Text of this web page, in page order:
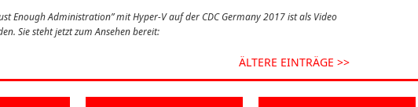
Enough Administration” mit Hyper-V auf der CDC Germany 2017 ist als Video
Sie steht jetzt zum Ansehen bereit:
ÄLTERE EINTRÄGE >>